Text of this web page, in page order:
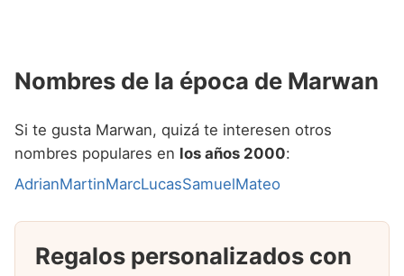
Nombres de la época de Marwan
Si te gusta Marwan, quizá te interesen otros
nombres populares en los años 2000:
AdrianMartinMarcLucasSamuelMateo
Regalos personalizados con